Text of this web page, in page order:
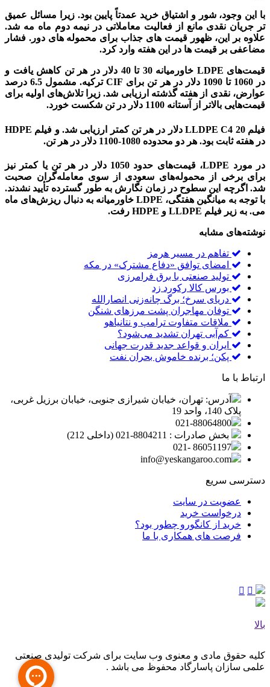
با این وجود، شور و اشتیاق خرید عمدتاً پایین بود. زیرا مسائل عمیق
تر جریان نقدی مانع از فعالیت معاملاتی در نیمه دوم ماه مه شد.
علاوه بر این، ظهور قیمت های جذاب برای محموله های دور. فشار
مضاعفی بر قیمت ها در این هفته وارد کرد.
قیمت‌های LDPE خاورمیانه 30 تا 40 دلار در هر تن کاهش یافت و
در 1060 تا 1090 دلار در هر تن برای CIF ترکیه. مشمول 6.5 درصد
عوارض، نقدی از هفته گذشته ارزیابی شد. زیرا تلاش‌های اولیه برای
قیمت‌هایی بالاتر از آستانه 1100 دلار در تن شکست خورد.
فیلم LLDPE C4 20 دلار در هر تن کمتر ارزیابی شد. و فیلم HDPE
در هفته ثابت بود. هر دو محدوده 1080-1100 دلار در هر تن.
در مورد LDPE، قیمت‌های حدود 1050 دلار در هر تن یا کمتر نیز
برای برخی از محموله‌های سعودی از سوی معامله‌گران صحبت
شد. اگرچه این سطوح در زمان نگارش به طور گسترده تأیید نشدند.
با توجه به میانگین هفتگی، LDPE خاورمیانه به دنبال ریزش‌های ماه
می. به زیر فیلم LLDPE و HDPE رفت.
نوشته‌های مشابه
تفاهم در مسیر هرمز
امضای توافق «دفاع مشترک» در مکه
تولید صنعتی با برق فرامرزی
بورس کالا رکورد زد
دریای سرخ؛ برگ چانه‌زنی انصارالله
توفان مهاجران پشت مرزهای شنگن
ملاقات متفاوت ترامپ و نتانیاهو
کم‌آبی تهران تشدید می‌شود؟
ایران و قواعد جدید قدرت جهانی
پکن؛ برنده خاموش بحران نفت
ارتباط با ما
آدرس: تهران، خیابان شیرازی جنوبی، خیابان برزیل غربی،
پلاک 140، واحد 19
021-88064800
بخش صادرات : 8804211-021 (داخلی 212)
86051197 -021
info@yeskangaroo.com
دسترسی سریع
عضویت در سایت
درخواست خرید
خرید از کانگورو چطور بود؟
فرصت های همکاری با ما
بالا
کلیه حقوق مادی و معنوی وب‌ سایت برای شرکت تولیدی صنعتی
علمی سازان پاسارگاد محفوظ می‌ باشد .